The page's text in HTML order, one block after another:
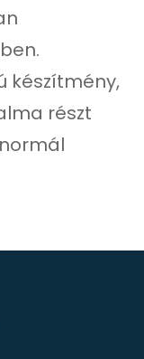
készítmény,
részt